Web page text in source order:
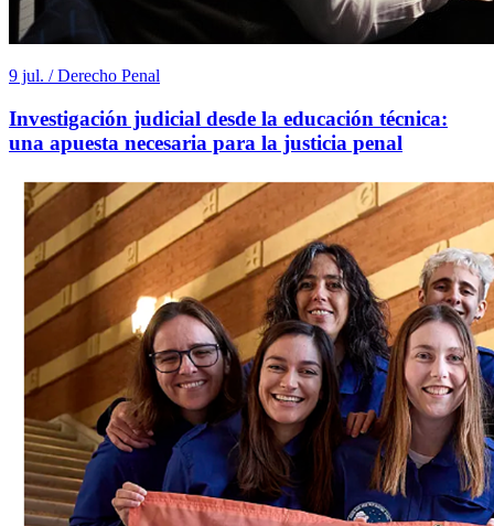
9 jul. / Derecho Penal
Investigación judicial desde la educación técnica:
una apuesta necesaria para la justicia penal